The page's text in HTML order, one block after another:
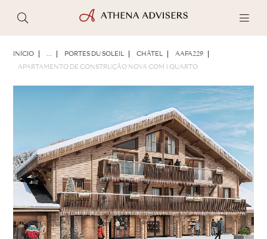
INÍCIO ... PORTES DU SOLEIL CHÂTEL AAFA229
APARTAMENTO DE CONSTRUÇÃO NOVA COM 1 QUARTO